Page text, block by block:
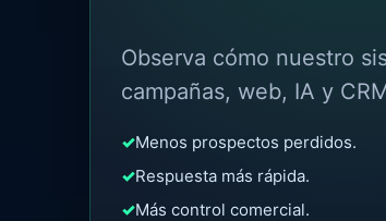
Observa cómo nuestro
campañas, web, IA y
✓Menos prospectos perdidos.
✓Respuesta más rápida.
✓Más control comercial.